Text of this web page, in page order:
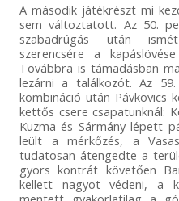
A második játékrészt mi
sem változtatott. Az 50.
szabadrúgás után
szerencsére a
Továbbra is támadásban
lezárni a találkozót. Az
kombináció után Pávkovics
kettős csere csapatunknál:
Kuzma és Sármány lépett
leült a mérkőzés, a
tudatosan átengedte a
gyors kontrát követően
kellett nagyot védeni, a